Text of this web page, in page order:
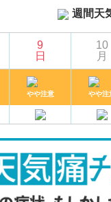
週間天
9
日
やや注意
10
月
やや注